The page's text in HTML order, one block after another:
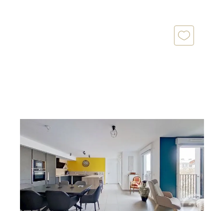
NOGENT SUR MARNE 94
84,50 m
Ref : 1412
Appartement F4 à vendre
550 000 €